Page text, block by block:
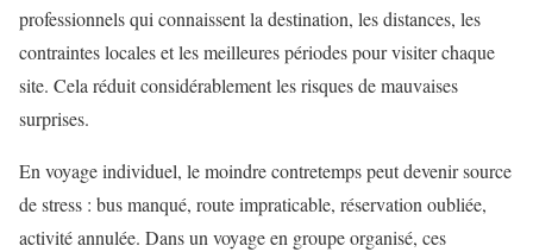
professionnels qui connaissent la destination, les distances, les
contraintes locales et les meilleures périodes pour visiter chaque
site. Cela réduit considérablement les risques de mauvaises
surprises.
En voyage individuel, le moindre contretemps peut devenir source
de stress : bus manqué, route impraticable, réservation oubliée,
activité annulée. Dans un voyage en groupe organisé, ces